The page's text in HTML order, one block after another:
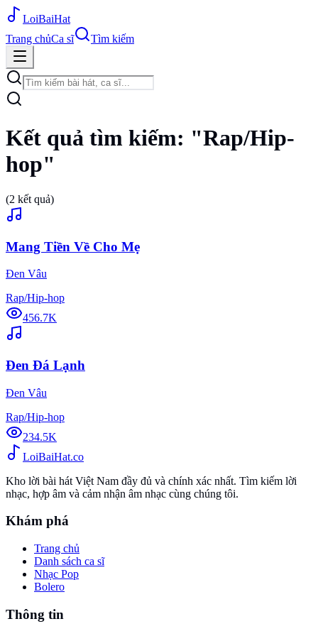
LoiBaiHat
Trang chủCa sĩ Tìm kiếm
Kết quả tìm kiếm: "Rap/Hip-
hop"
(2 kết quả)
Mang Tiền Về Cho Mẹ
Đen Vâu
Rap/Hip-hop
456.7K
Đen Đá Lạnh
Đen Vâu
Rap/Hip-hop
234.5K
LoiBaiHat.co
Kho lời bài hát Việt Nam đầy đủ và chính xác nhất. Tìm kiếm lời
nhạc, hợp âm và cảm nhận âm nhạc cùng chúng tôi.
Khám phá
Trang chủ
Danh sách ca sĩ
Nhạc Pop
Bolero
Thông tin